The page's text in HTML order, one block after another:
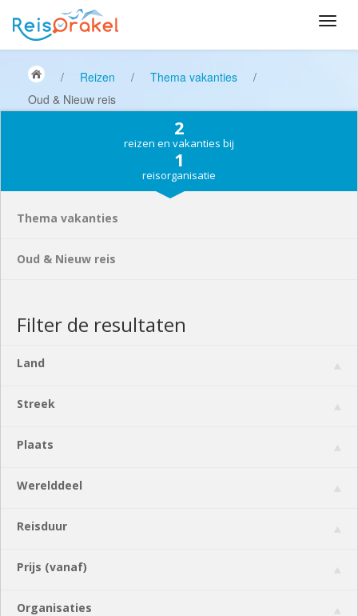
/ Reizen / Thema vakanties
/
Oud & Nieuw reis
2
reizen en vakanties bij
1
reisorganisatie
Thema vakanties
Oud & Nieuw reis
Filter de resultaten
Land
Streek
Plaats
Werelddeel
Reisduur
Prijs (vanaf)
Organisaties